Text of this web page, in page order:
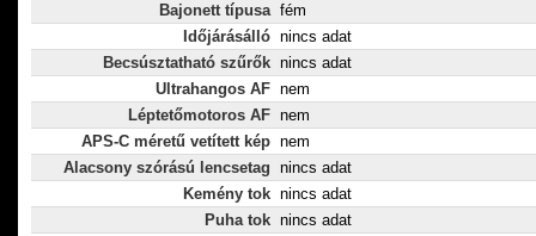
Bajonett típusa fém
Időjárásálló nincs adat
Becsúsztatható szűrők nincs adat
Ultrahangos AF nem
Léptetőmotoros AF nem
APS-C méretű vetített kép nem
Alacsony szórású lencsetag nincs adat
Kemény tok nincs adat
Puha tok nincs adat